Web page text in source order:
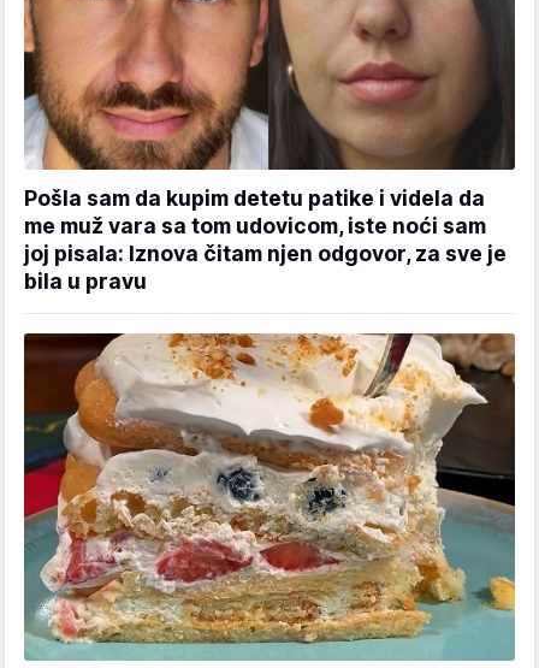
Pošla sam da kupim detetu patike i videla da
me muž vara sa tom udovicom, iste noći sam
joj pisala: Iznova čitam njen odgovor, za sve je
bila u pravu